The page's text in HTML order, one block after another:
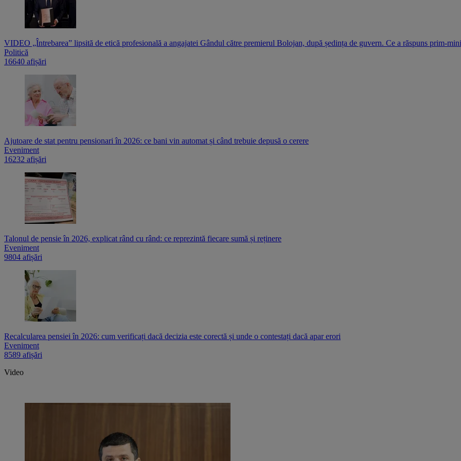
VIDEO „Întrebarea” lipsită de etică profesională a angajatei Gândul către premierul Bolojan, după ședința de guvern. Ce a răspuns prim-
Politică
16640 afișări
Ajutoare de stat pentru pensionari în 2026: ce bani vin automat și când trebuie depusă o cerere
Eveniment
16232 afișări
Talonul de pensie în 2026, explicat rând cu rând: ce reprezintă fiecare sumă și reținere
Eveniment
9804 afișări
Recalcularea pensiei în 2026: cum verificați dacă decizia este corectă și unde o contestați dacă apar erori
Eveniment
8589 afișări
Video